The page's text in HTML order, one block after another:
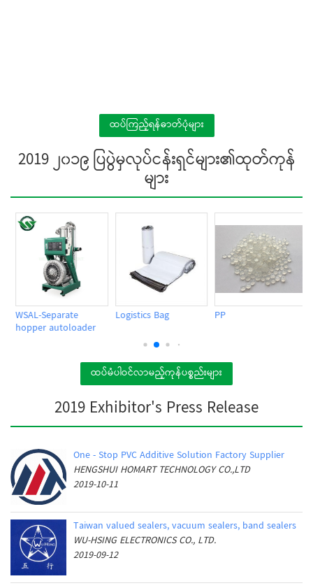
ထပ်ကြည့်ရန်ဓာတ်ပုံများ
2019 ၂၀၁၉ ပြပွဲမှလုပ်ငန်းရှင်များ၏ထုတ်ကုန်
များ
WSAL-Separate
hopper autoloader
Logistics Bag PP
ထပ်မံပါဝင်လာမည့်ကုန်ပစ္စည်းများ
2019 Exhibitor's Press Release
One - Stop PVC Additive Solution Factory Supplier
HENGSHUI HOMART TECHNOLOGY CO.,LTD
2019-10-11
Taiwan valued sealers, vacuum sealers, band sealers
WU-HSING ELECTRONICS CO., LTD.
2019-09-12